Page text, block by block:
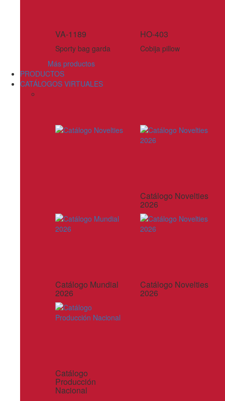
VA-1189
Sporty bag garda
HO-403
Cobija pillow
Más productos
PRODUCTOS
CATÁLOGOS VIRTUALES
Catálogo Novelties
2026
Catálogo Mundial
2026
Catálogo Novelties
2026
Catálogo
Producción
Nacional